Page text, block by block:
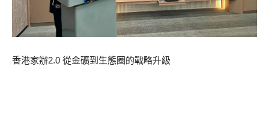
香港家辦2.0 從金礦到生態圈的戰略升級